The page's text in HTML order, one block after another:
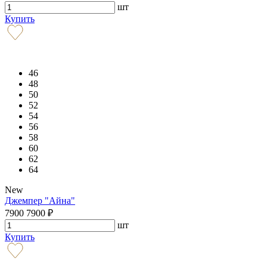
шт
Купить
46
48
50
52
54
56
58
60
62
64
New
Джемпер "Айна"
7900 7900 ₽
шт
Купить